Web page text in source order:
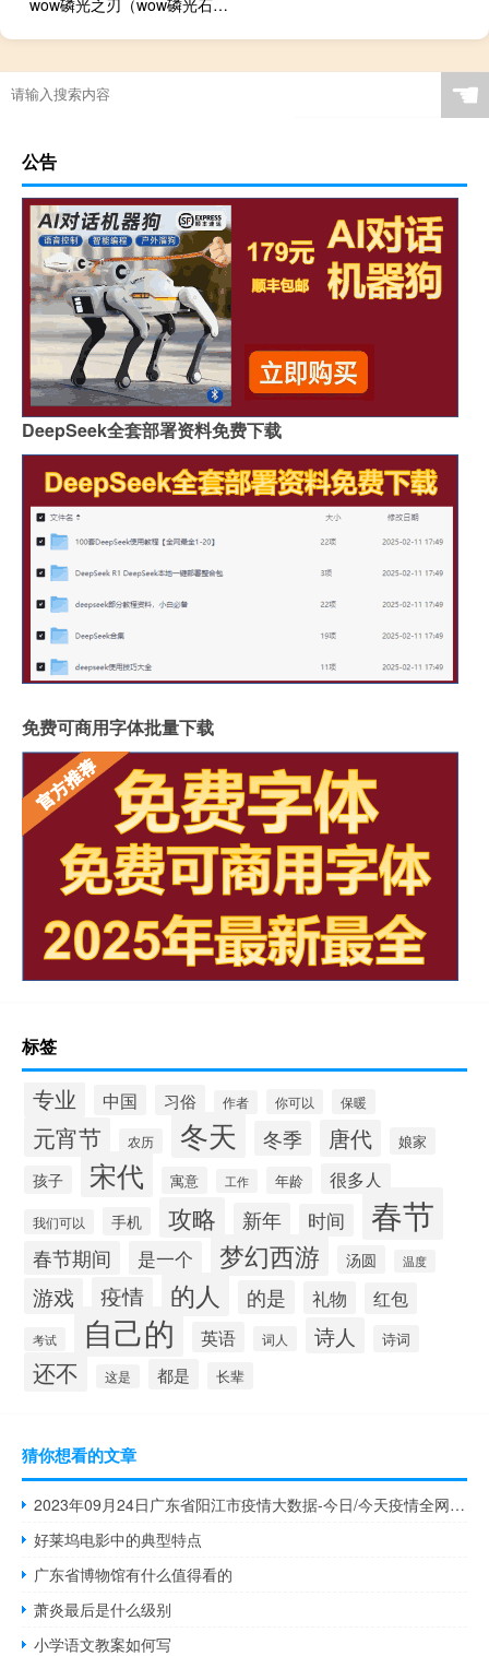
☚
公告
DeepSeek全套部署资料免费下载
免费可商用字体批量下载
标签
专业 中国 习俗 作者 你可以 保暖
元宵节 农历 冬天 冬季 唐代 娘家
孩子 宋代 寓意 工作 年龄 很多人
我们可以 手机 攻略 新年 时间 春节
春节期间 是一个 梦幻西游 汤圆 温度
游戏 疫情 的人 的是 礼物 红包
考试 自己的 英语 词人 诗人 诗词
还不 这是 都是 长辈
猜你想看的文章
2023年09月24日广东省阳江市疫情大数据-今日/今天疫情全网搜索最新实时消息动态情况通知播报
好莱坞电影中的典型特点
广东省博物馆有什么值得看的
萧炎最后是什么级别
小学语文教案如何写